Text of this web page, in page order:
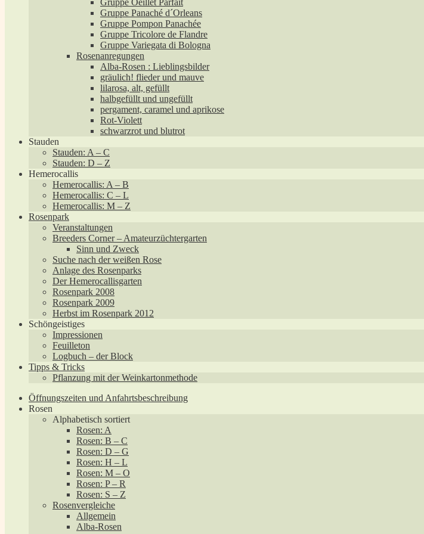
Gruppe Oeillet Parfait
Gruppe Panaché d´Orleans
Gruppe Pompon Panachée
Gruppe Tricolore de Flandre
Gruppe Variegata di Bologna
Rosenanregungen
Alba-Rosen : Lieblingsbilder
gräulich! flieder und mauve
lilarosa, alt, gefüllt
halbgefüllt und ungefüllt
pergament, caramel und aprikose
Rot-Violett
schwarzrot und blutrot
Stauden
Stauden: A – C
Stauden: D – Z
Hemerocallis
Hemerocallis: A – B
Hemerocallis: C – L
Hemerocallis: M – Z
Rosenpark
Veranstaltungen
Breeders Corner – Amateurzüchtergarten
Sinn und Zweck
Suche nach der weißen Rose
Anlage des Rosenparks
Der Hemerocallisgarten
Rosenpark 2008
Rosenpark 2009
Herbst im Rosenpark 2012
Schöngeistiges
Impressionen
Feuilleton
Logbuch – der Block
Tipps & Tricks
Pflanzung mit der Weinkartonmethode
Öffnungszeiten und Anfahrtsbeschreibung
Rosen
Alphabetisch sortiert
Rosen: A
Rosen: B – C
Rosen: D – G
Rosen: H – L
Rosen: M – O
Rosen: P – R
Rosen: S – Z
Rosenvergleiche
Allgemein
Alba-Rosen